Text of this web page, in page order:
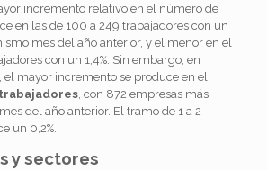
incremento relativo en el número de
en las de 100 a 249 trabajadores con un
mes del año anterior, y el menor en el
con un 1,4%. Sin embargo, en
el mayor incremento se produce en el
, con 872 empresas más
del año anterior. El tramo de 1 a 2
un 0,2%.
y sectores